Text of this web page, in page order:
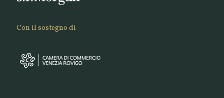
Con il sostegno di